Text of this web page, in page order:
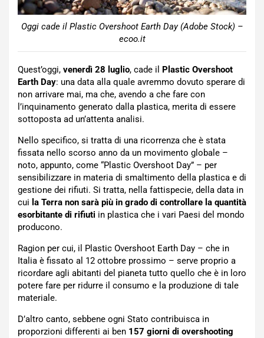
Oggi cade il Plastic Overshoot Earth Day (Adobe Stock) –
ecoo.it
Quest’oggi, venerdì 28 luglio, cade il Plastic Overshoot
Earth Day: una data alla quale avremmo dovuto sperare di
non arrivare mai, ma che, avendo a che fare con
l’inquinamento generato dalla plastica, merita di essere
sottoposta ad un’attenta analisi.
Nello specifico, si tratta di una ricorrenza che è stata
fissata nello scorso anno da un movimento globale –
noto, appunto, come “Plastic Overshoot Day” – per
sensibilizzare in materia di smaltimento della plastica e di
gestione dei rifiuti. Si tratta, nella fattispecie, della data in
cui la Terra non sarà più in grado di controllare la quantità
esorbitante di rifiuti in plastica che i vari Paesi del mondo
producono.
Ragion per cui, il Plastic Overshoot Earth Day – che in
Italia è fissato al 12 ottobre prossimo – serve proprio a
ricordare agli abitanti del pianeta tutto quello che è in loro
potere fare per ridurre il consumo e la produzione di tale
materiale.
D’altro canto, sebbene ogni Stato contribuisca in
proporzioni differenti ai ben 157 giorni di overshooting